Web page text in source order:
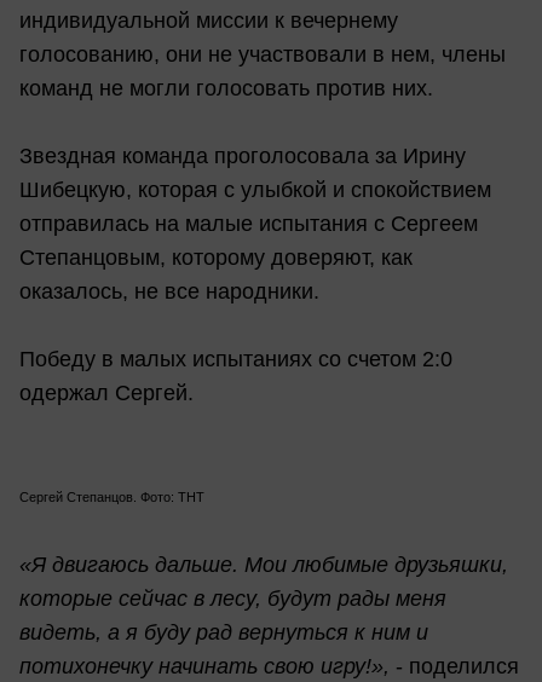
индивидуальной миссии к вечернему
голосованию, они не участвовали в нем, члены
команд не могли голосовать против них.
Звездная команда проголосовала за Ирину
Шибецкую, которая с улыбкой и спокойствием
отправилась на малые испытания с Сергеем
Степанцовым, которому доверяют, как
оказалось, не все народники.
Победу в малых испытаниях со счетом 2:0
одержал Сергей.
Сергей Степанцов. Фото: ТНТ
«Я двигаюсь дальше. Мои любимые друзьяшки,
которые сейчас в лесу, будут рады меня
видеть, а я буду рад вернуться к ним и
потихонечку начинать свою игру!», - поделился